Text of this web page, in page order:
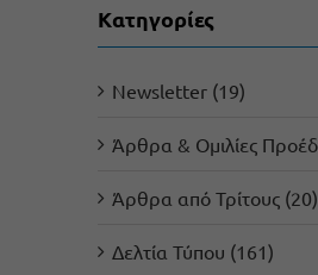
Kατηγορίες
Newsletter (19)
Άρθρα & Ομιλίες
Άρθρα από Τρίτους (20)
Δελτία Τύπου (161)